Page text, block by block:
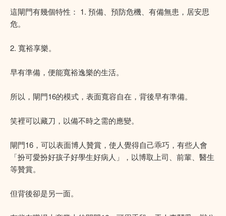
這閘門有幾個特性： 1. 預備、預防危機、有備無患，居安思
危。
2. 寬裕享樂。
早有準備，便能寬裕逸樂的生活。
所以，閘門16的模式，表面寬容自在，背後早有準備。
笑裡可以藏刀，以備不時之需的應變。
閘門16，可以表面博人贊賞，使人覺得自己乖巧，有些人會
「扮可愛扮好孩子好學生好病人」，以博取上司、前輩、醫生
等贊賞。
但背後卻是另一面。